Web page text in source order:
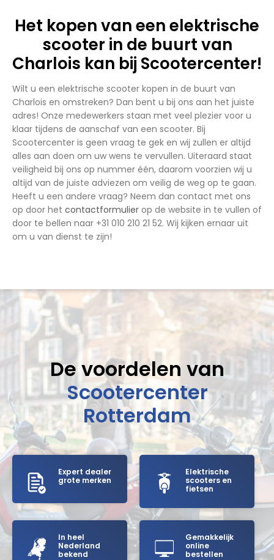
Het kopen van een elektrische
scooter in de buurt van
Charlois kan bij Scootercenter!
Wilt u een elektrische scooter kopen in de buurt van
Charlois en omstreken? Dan bent u bij ons aan het juiste
adres! Onze medewerkers staan met veel plezier voor u
klaar tijdens de aanschaf van een scooter. Bij
Scootercenter is geen vraag te gek en wij zullen er altijd
alles aan doen om uw wens te vervullen. Uiteraard staat
veiligheid bij ons op nummer één, daarom voorzien wij u
altijd van de juiste adviezen om veilig de weg op te gaan.
Heeft u een andere vraag? Neem dan contact met ons
op door het contactformulier op de website in te vullen of
door te bellen naar +31 010 210 21 52. Wij kijken ernaar uit
om u van dienst te zijn!
De voordelen van
Scootercenter
Rotterdam
Expert dealer
grote merken
Elektrische
scooters en
fietsen
In heel
Nederland
bekend
Gemakkelijk
online
bestellen